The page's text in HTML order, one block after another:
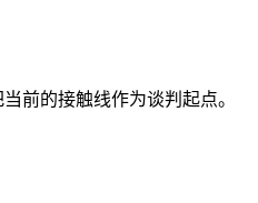
前的接触线作为谈判起点。